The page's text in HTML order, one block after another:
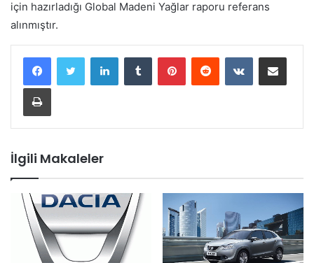
için hazırladığı Global Madeni Yağlar raporu referans
alınmıştır.
İlgili Makaleler